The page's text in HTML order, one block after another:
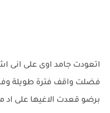
اتعودت جامد اوى على انى
فضلت واقف فترة طويلة
برضو قعدت الاغيها على اد